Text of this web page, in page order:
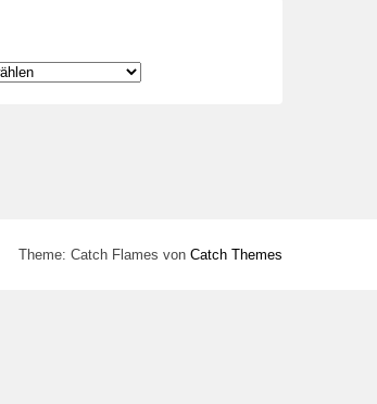
Theme: Catch Flames von Catch Themes